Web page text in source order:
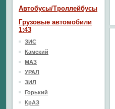
Автобусы/Троллейбусы
Грузовые автомобили
1:43
ЗИС
Камский
МАЗ
УРАЛ
ЗИЛ
Горький
КрАЗ